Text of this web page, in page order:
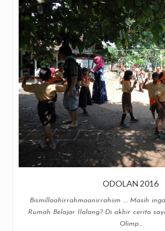
ODOLAN 2016
Bismillaahirrahmaanirrahiim .... Masih
Rumah Belajar Ilalang? Di akhir cerita
Olimp...